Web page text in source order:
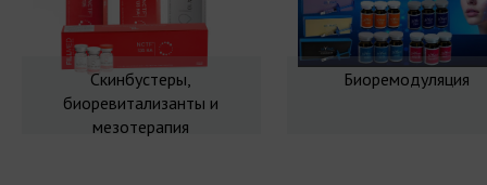
Скинбустеры,
биоревитализанты и
мезотерапия
Биоремодуляция